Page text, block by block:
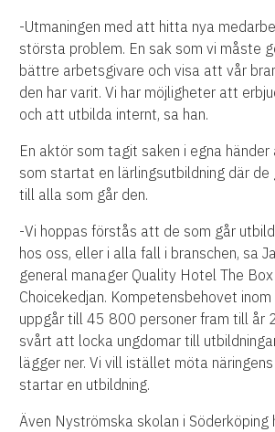
-Utmaningen med att hitta nya
största problem. En sak som vi måste
bättre arbetsgivare och visa att vår
den har varit. Vi har möjligheter att
och att utbilda internt, sa han.
En aktör som tagit saken i egna händer
som startat en lärlingsutbildning där de
till alla som går den.
-Vi hoppas förstås att de som går
hos oss, eller i alla fall i branschen, sa
general manager Quality Hotel The
Choicekedjan. Kompetensbehovet inom
uppgår till 45 800 personer fram till år
svårt att locka ungdomar till
lägger ner. Vi vill istället möta
startar en utbildning.
Även Nyströmska skolan i Söderköping